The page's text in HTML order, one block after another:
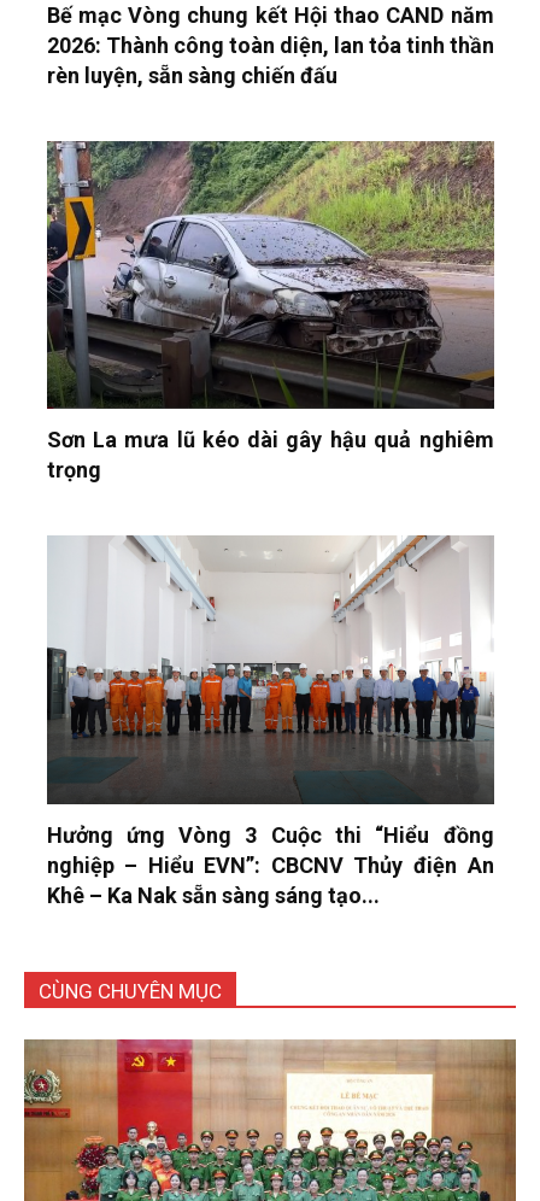
Bế mạc Vòng chung kết Hội thao CAND năm
2026: Thành công toàn diện, lan tỏa tinh thần
rèn luyện, sẵn sàng chiến đấu
Sơn La mưa lũ kéo dài gây hậu quả nghiêm
trọng
Hưởng ứng Vòng 3 Cuộc thi “Hiểu đồng
nghiệp – Hiểu EVN”: CBCNV Thủy điện An
Khê – Ka Nak sẵn sàng sáng tạo...
CÙNG CHUYÊN MỤC